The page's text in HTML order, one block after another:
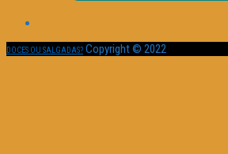
DOCES OU SALGADAS? Copyright © 2022